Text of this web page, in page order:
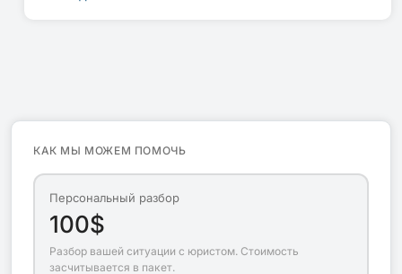
КАК МЫ МОЖЕМ ПОМОЧЬ
Персональный разбор
100$
Разбор вашей ситуации с юристом. Стоимость
засчитывается в пакет.